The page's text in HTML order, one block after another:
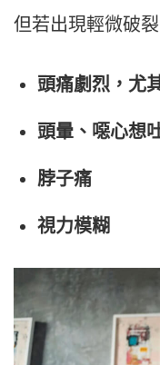
但若出現輕微破
頭痛劇烈，尤
頭暈、噁心想
脖子痛
視力模糊